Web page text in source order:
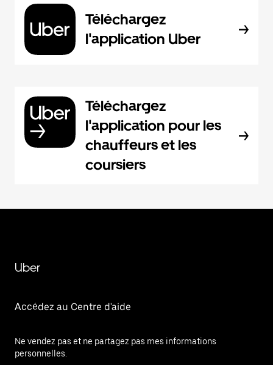
Téléchargez
l'application Uber
Téléchargez
l'application pour les
chauffeurs et les
coursiers
Uber
Accédez au Centre d'aide
Ne vendez pas et ne partagez pas mes informations
personnelles.